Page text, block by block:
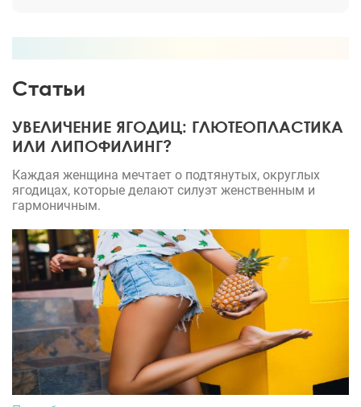
Статьи
УВЕЛИЧЕНИЕ ЯГОДИЦ: ГЛЮТЕОПЛАСТИКА
ИЛИ ЛИПОФИЛИНГ?
Каждая женщина мечтает о подтянутых, округлых
ягодицах, которые делают силуэт женственным и
гармоничным.